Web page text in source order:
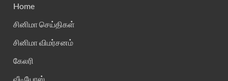
Home
சினிமா செய்திகள்
சினிமா விமர்சனம்
கேலரி
வீடியோஸ்